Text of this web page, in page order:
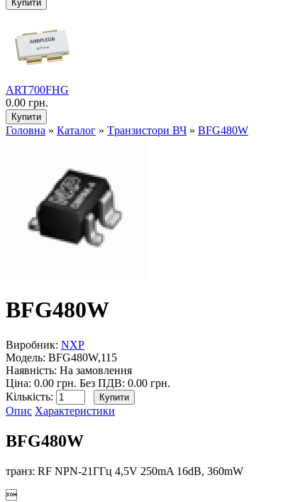
ART700FHG
0.00 грн.
Головна » Каталог » Tранзистори ВЧ » BFG480W
BFG480W
Виробник: NXP
Модель: BFG480W,115
Наявність: На замовлення
Ціна: 0.00 грн. Без ПДВ: 0.00 грн.
Кількість:
Опис Характеристики
BFG480W
транз: RF NPN-21ГГц 4,5V 250mA 16dB, 360mW
